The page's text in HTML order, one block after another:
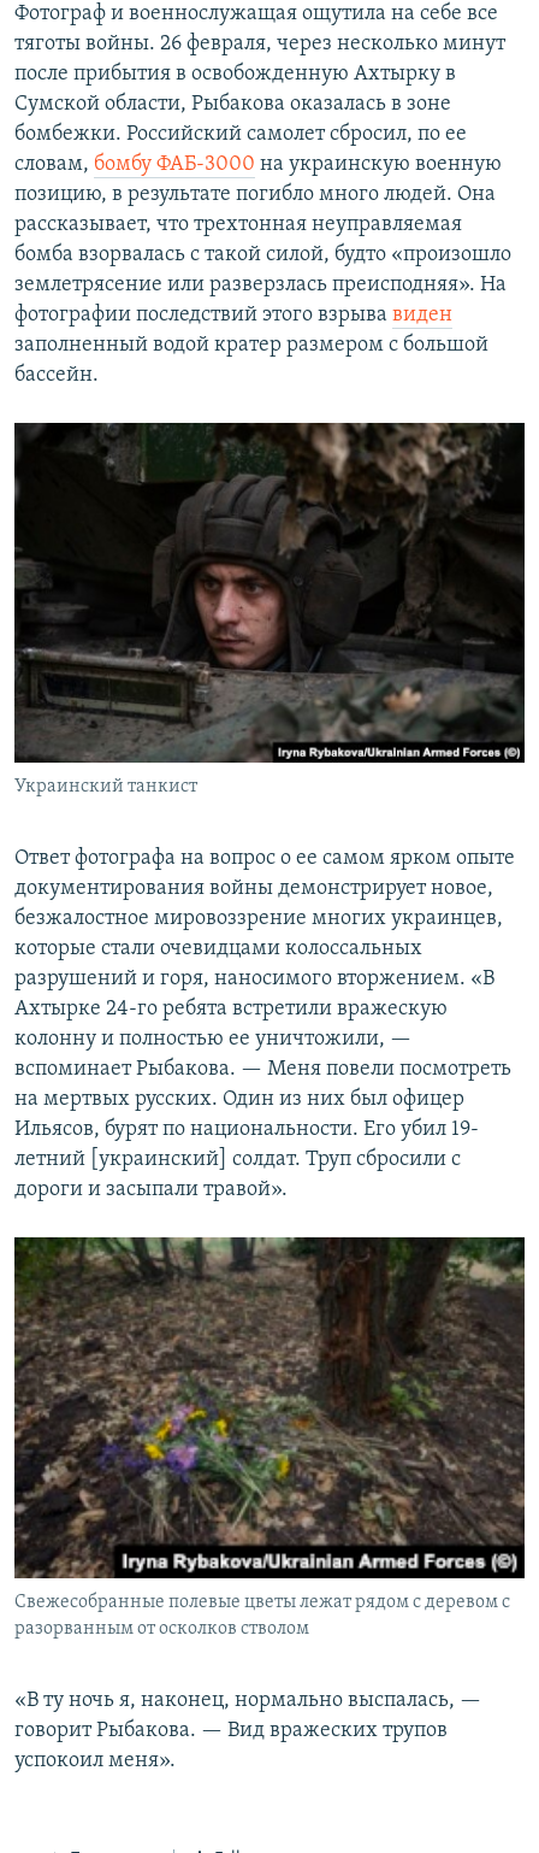
Фотограф и военнослужащая ощутила на себе все
тяготы войны. 26 февраля, через несколько минут
после прибытия в освобожденную Ахтырку в
Сумской области, Рыбакова оказалась в зоне
бомбежки. Российский самолет сбросил, по ее
словам, бомбу ФАБ-3000 на украинскую военную
позицию, в результате погибло много людей. Она
рассказывает, что трехтонная неуправляемая
бомба взорвалась с такой силой, будто «произошло
землетрясение или разверзлась преисподняя». На
фотографии последствий этого взрыва виден
заполненный водой кратер размером с большой
бассейн.
Украинский танкист
Ответ фотографа на вопрос о ее самом ярком опыте
документирования войны демонстрирует новое,
безжалостное мировоззрение многих украинцев,
которые стали очевидцами колоссальных
разрушений и горя, наносимого вторжением. «В
Ахтырке 24-го ребята встретили вражескую
колонну и полностью ее уничтожили, —
вспоминает Рыбакова. — Меня повели посмотреть
на мертвых русских. Один из них был офицер
Ильясов, бурят по национальности. Его убил 19-
летний [украинский] солдат. Труп сбросили с
дороги и засыпали травой».
Свежесобранные полевые цветы лежат рядом с деревом с
разорванным от осколков стволом
«В ту ночь я, наконец, нормально выспалась, —
говорит Рыбакова. — Вид вражеских трупов
успокоил меня».